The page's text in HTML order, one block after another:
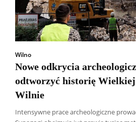
Wilno
Nowe odkrycia
odtworzyć historię Wielkiej
Wilnie
Intensywne prace archeologiczne